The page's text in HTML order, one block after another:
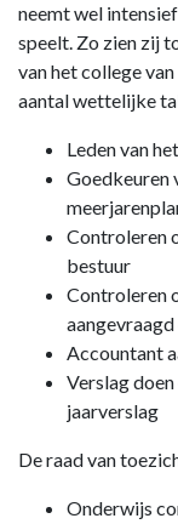
neemt wel
speelt. Zo zien zij
van het college
aantal wettelijke
Leden van
Goedkeuren
Controleren
bestuur
Controleren
Accountant
Verslag
jaarverslag
De raad van
Onderwijs